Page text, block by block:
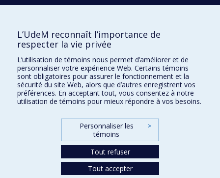
Kinésiologie et des sciences de l’activité physique
Orthophonie et audiologie
Réadaptation
Directions
DPC
CPASS
L’UdeM reconnaît l’importance de
respecter la vie privée
L’utilisation de témoins nous permet d’améliorer et de
personnaliser votre expérience Web. Certains témoins
sont obligatoires pour assurer le fonctionnement et la
sécurité du site Web, alors que d’autres enregistrent vos
préférences. En acceptant tout, vous consentez à notre
utilisation de témoins pour mieux répondre à vos besoins.
Personnaliser les
témoins
>
Tout refuser
Tout accepter